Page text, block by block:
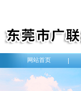
网站首页